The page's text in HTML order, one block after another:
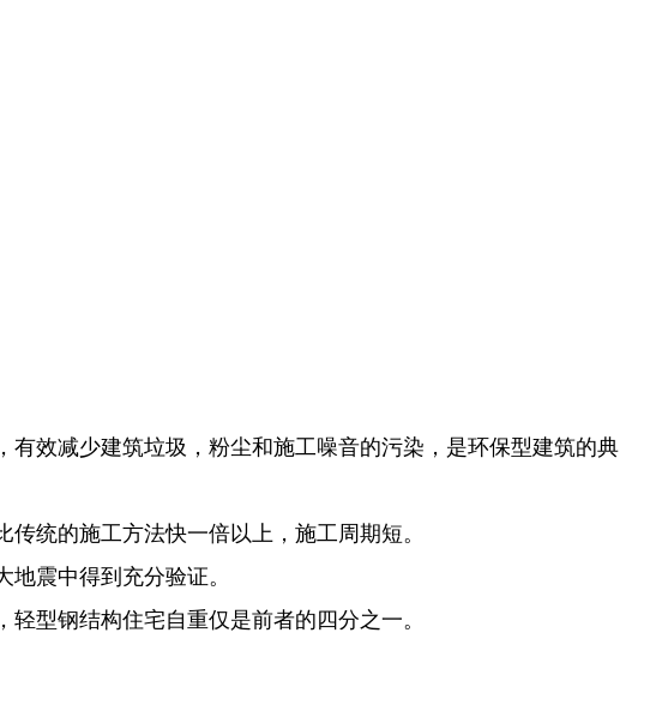
有效减少建筑垃圾，粉尘和施工噪音的污染，是环保型建筑的典
统的施工方法快一倍以上，施工周期短。
震中得到充分验证。
型钢结构住宅自重仅是前者的四分之一。